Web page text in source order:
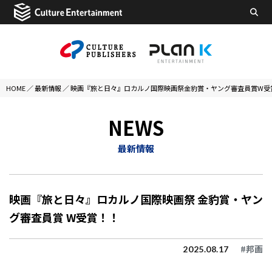
HOME ／最新情報 ／映画『旅と日々』ロカルノ国際映画祭金豹賞・ヤング審査員賞W
NEWS
最新情報
映画『旅と日々』ロカルノ国際映画祭 金豹賞・ヤン
グ審査員賞 W受賞！！
2025.08.17 #邦画